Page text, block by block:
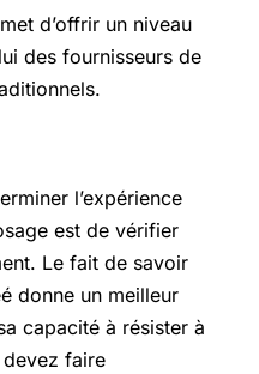
d’offrir un niveau
des fournisseurs de
l’expérience
est de vérifier
Le fait de savoir
donne un meilleur
capacité à résister à
devez faire